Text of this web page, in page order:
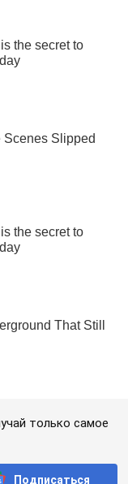
только самое
Подписаться